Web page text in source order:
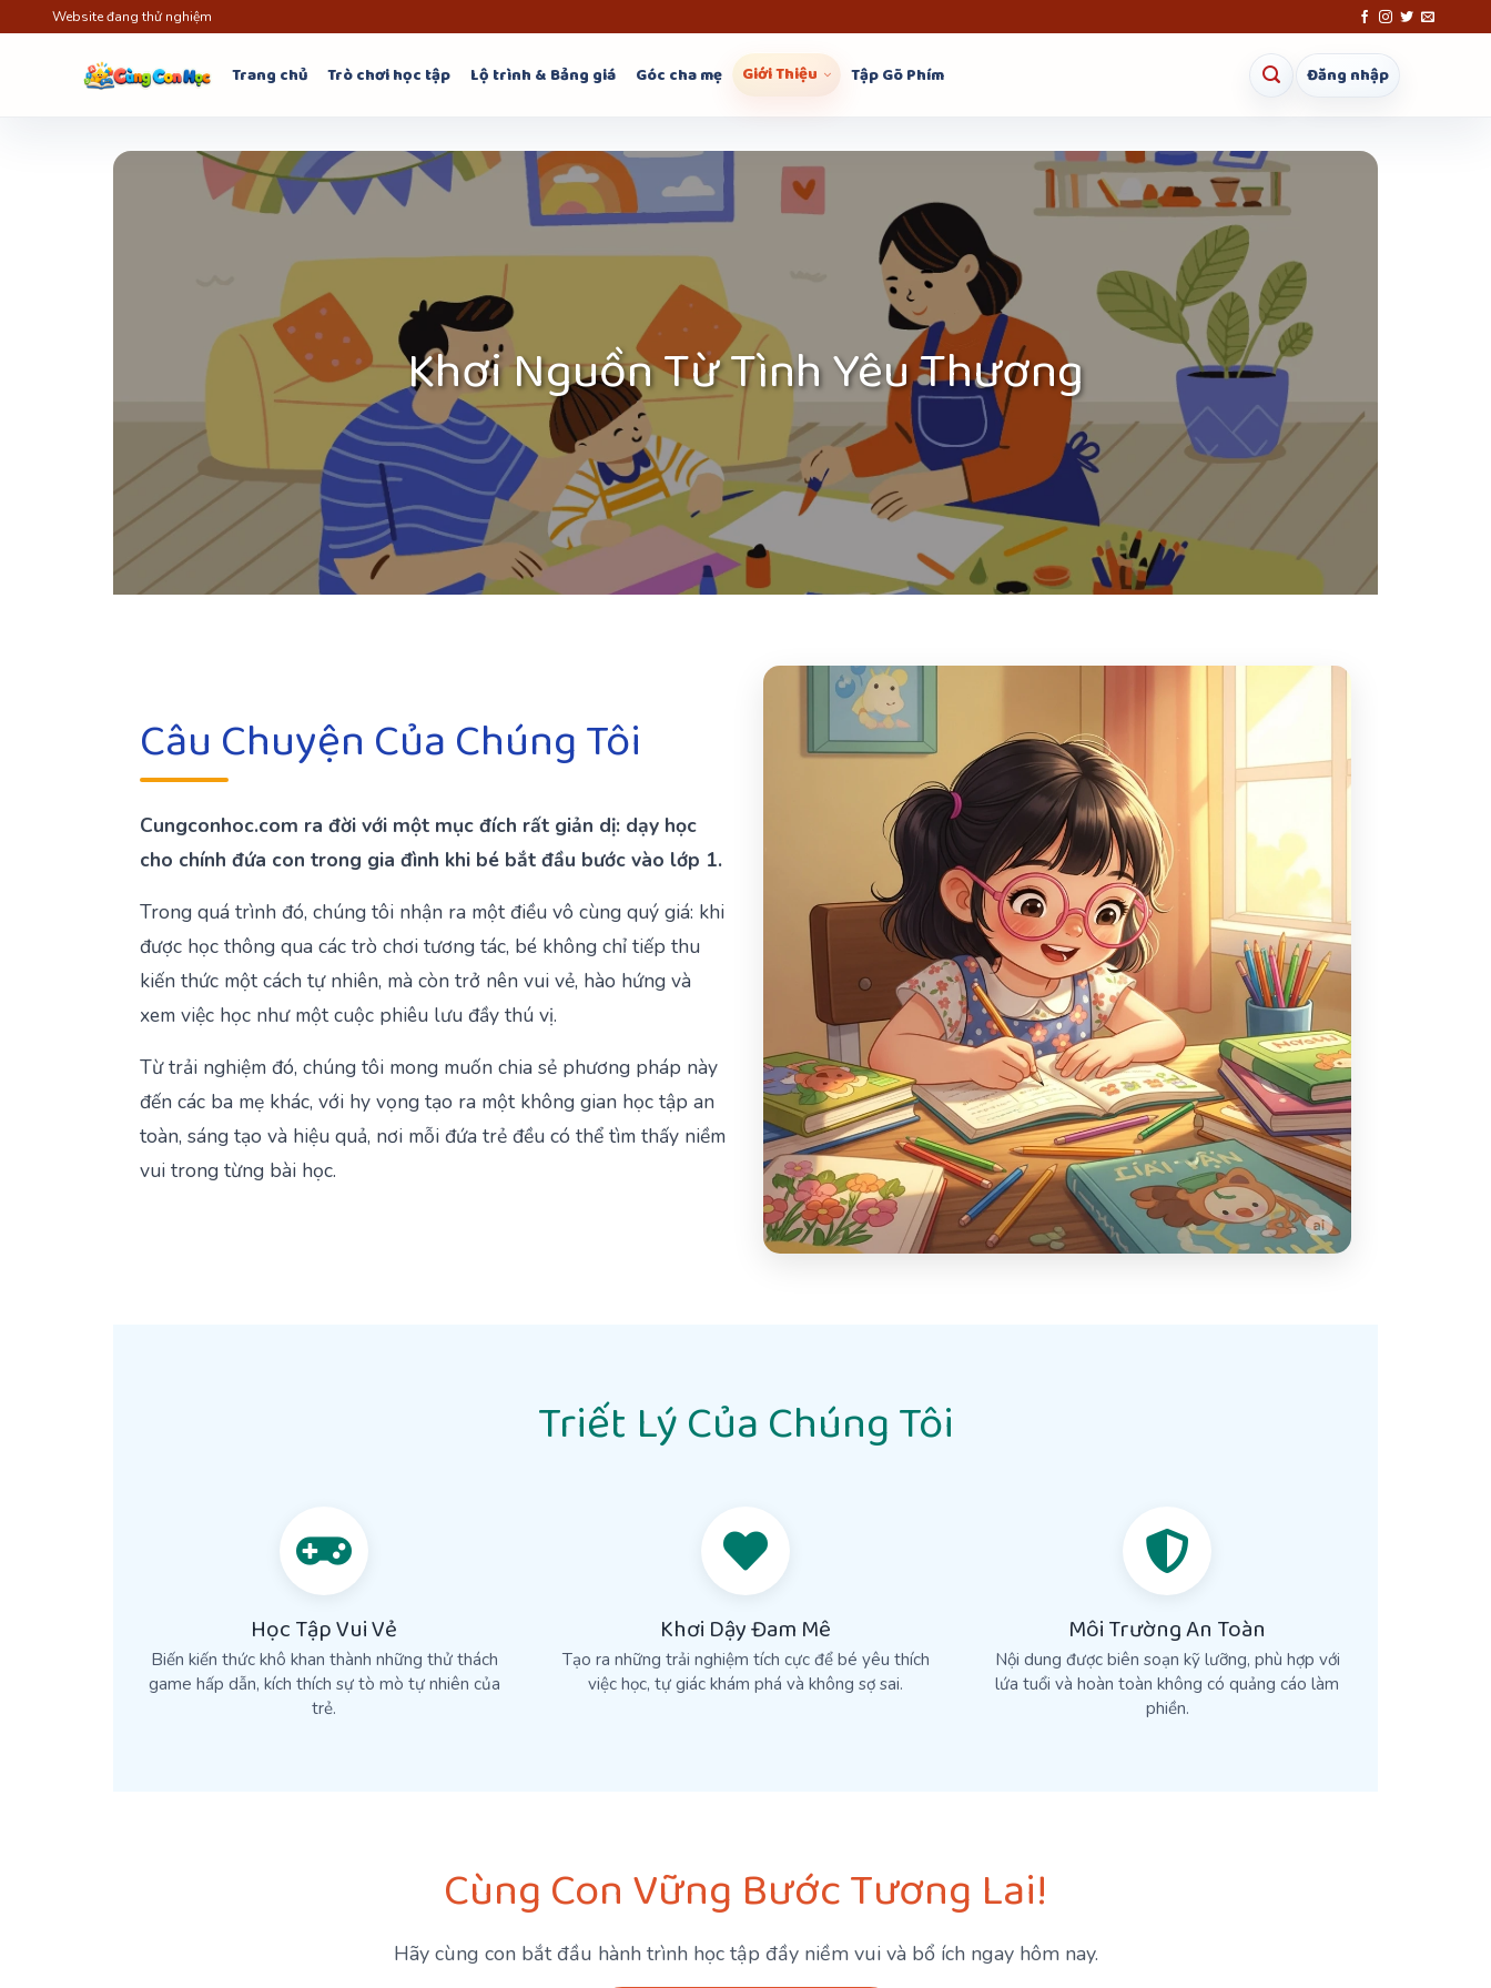
qua
Website đang thử nghiệm
Trang chủ Trò chơi học tập Lộ trình & Bảng giá Góc cha mẹ Giới Thiệu Tập Gõ Phím Đăng nhập
Khơi Nguồn Từ Tình Yêu Thương
Câu Chuyện Của Chúng Tôi
Cungconhoc.com ra đời với một mục đích rất giản dị: dạy học
cho chính đứa con trong gia đình khi bé bắt đầu bước vào lớp 1.
Trong quá trình đó, chúng tôi nhận ra một điều vô cùng quý giá: khi
được học thông qua các trò chơi tương tác, bé không chỉ tiếp thu
kiến thức một cách tự nhiên, mà còn trở nên vui vẻ, hào hứng và
xem việc học như một cuộc phiêu lưu đầy thú vị.
Từ trải nghiệm đó, chúng tôi mong muốn chia sẻ phương pháp này
đến các ba mẹ khác, với hy vọng tạo ra một không gian học tập an
toàn, sáng tạo và hiệu quả, nơi mỗi đứa trẻ đều có thể tìm thấy niềm
vui trong từng bài học.
Triết Lý Của Chúng Tôi
Học Tập Vui Vẻ
Biến kiến thức khô khan thành những thử thách
game hấp dẫn, kích thích sự tò mò tự nhiên của
trẻ.
Khơi Dậy Đam Mê
Tạo ra những trải nghiệm tích cực để bé yêu thích
việc học, tự giác khám phá và không sợ sai.
Môi Trường An Toàn
Nội dung được biên soạn kỹ lưỡng, phù hợp với
lứa tuổi và hoàn toàn không có quảng cáo làm
phiền.
Cùng Con Vững Bước Tương Lai!
Hãy cùng con bắt đầu hành trình học tập đầy niềm vui và bổ ích ngay hôm nay.